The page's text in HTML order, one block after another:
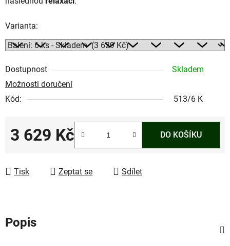
Varianta:
Dostupnost
Skladem
Možnosti doručení
Kód:
513/6 K
3 629 Kč DO KOŠÍKU
Tisk Zeptat se Sdílet
Popis